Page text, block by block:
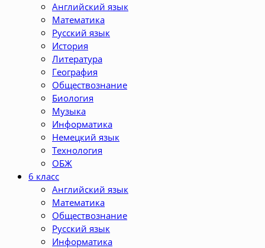
Английский язык
Математика
Русский язык
История
Литература
География
Обществознание
Биология
Музыка
Информатика
Немецкий язык
Технология
ОБЖ
6 класс
Английский язык
Математика
Обществознание
Русский язык
Информатика